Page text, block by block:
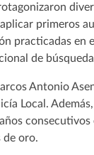
primeros
practicadas
de
Antonio
Local.
de oro.